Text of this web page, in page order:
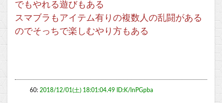
でもやれる遊びもある
スマブラもアイテム有りの複数人の乱闘がある
のでそっちで楽しむやり方もある
60: 2018/12/01(土) 18:01:04.49 ID:K/lnPGpba